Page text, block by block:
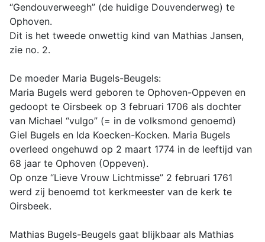
“Gendouverweegh” (de huidige Douvenderweg) te
Ophoven.
Dit is het tweede onwettig kind van Mathias Jansen,
zie no. 2.
De moeder Maria Bugels-Beugels:
Maria Bugels werd geboren te Ophoven-Oppeven en
gedoopt te Oirsbeek op 3 februari 1706 als dochter
van Michael “vulgo” (= in de volksmond genoemd)
Giel Bugels en Ida Koecken-Kocken. Maria Bugels
overleed ongehuwd op 2 maart 1774 in de leeftijd van
68 jaar te Ophoven (Oppeven).
Op onze “Lieve Vrouw Lichtmisse” 2 februari 1761
werd zij benoemd tot kerkmeester van de kerk te
Oirsbeek.
Mathias Bugels-Beugels gaat blijkbaar als Mathias